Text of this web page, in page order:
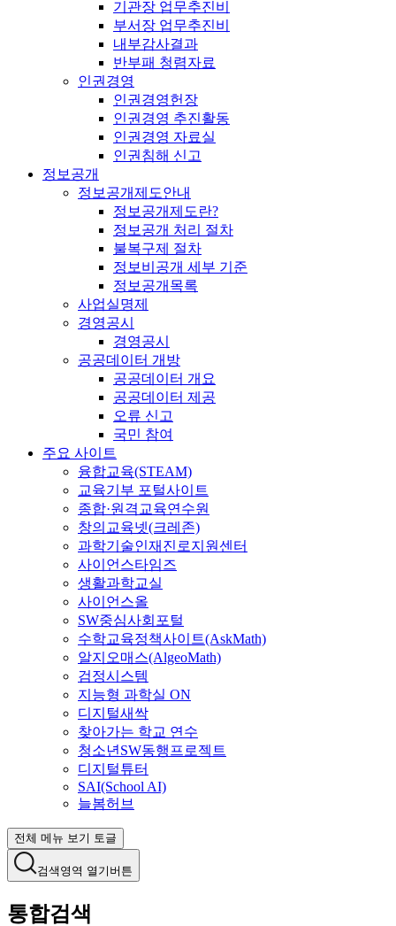
기관장 업무추진비
부서장 업무추진비
내부감사결과
반부패 청렴자료
인권경영
인권경영헌장
인권경영 추진활동
인권경영 자료실
인권침해 신고
정보공개
정보공개제도안내
정보공개제도란?
정보공개 처리 절차
불복구제 절차
정보비공개 세부 기준
정보공개목록
사업실명제
경영공시
경영공시
공공데이터 개방
공공데이터 개요
공공데이터 제공
오류 신고
국민 참여
주요 사이트
융합교육(STEAM)
교육기부 포털사이트
종합·원격교육연수원
창의교육넷(크레존)
과학기술인재진로지원센터
사이언스타임즈
생활과학교실
사이언스올
SW중심사회포털
수학교육정책사이트(AskMath)
알지오매스(AlgeoMath)
검정시스템
지능형 과학실 ON
디지털새싹
찾아가는 학교 연수
청소년SW동행프로젝트
디지털튜터
SAI(School AI)
늘봄허브
전체 메뉴 보기 토글
검색영역 열기버튼
통합검색